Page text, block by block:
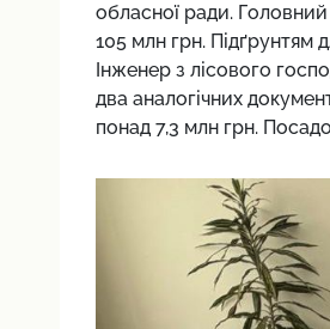
обласної ради.
105 млн грн. Підґрунтям
Інженер з лісового
два аналогічних
понад 7,3 млн грн.